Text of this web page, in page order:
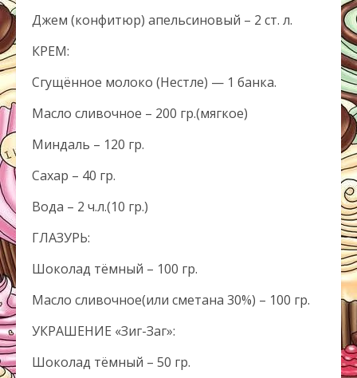
Джем (конфитюр) апельсиновый – 2 ст. л.
КРЕМ:
Сгущённое молоко (Нестле) — 1 банка.
Масло сливочное – 200 гр.(мягкое)
Миндаль – 120 гр.
Сахар – 40 гр.
Вода – 2 ч.л.(10 гр.)
ГЛАЗУРЬ:
Шоколад тёмный – 100 гр.
Масло сливочное(или сметана 30%) – 100 гр.
УКРАШЕНИЕ «Зиг-Заг»:
Шоколад тёмный – 50 гр.